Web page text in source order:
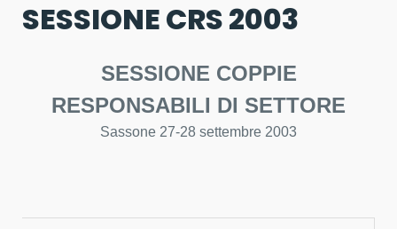
SESSIONE CRS 2003
SESSIONE COPPIE
RESPONSABILI DI SETTORE
Sassone 27-28 settembre 2003